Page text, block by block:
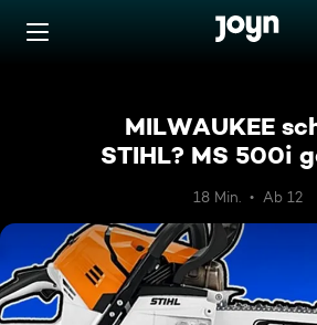
Zum Inhalt springen
MILWAUKEE
STIHL? MS 500i
PS Akku
18 Min. Ab 12